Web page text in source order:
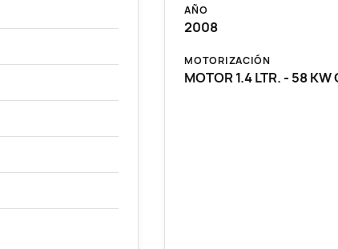
AÑO
2008
MOTORIZACIÓN
MOTOR 1.4 LTR. - 58 KW